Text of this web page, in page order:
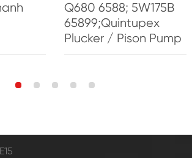
Q680 6588; 5W175B
65899;Quintupex
Plucker / Pison Pump